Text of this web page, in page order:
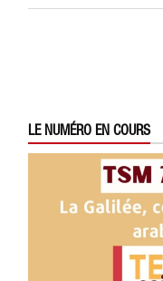
LE NUMÉRO EN COURS